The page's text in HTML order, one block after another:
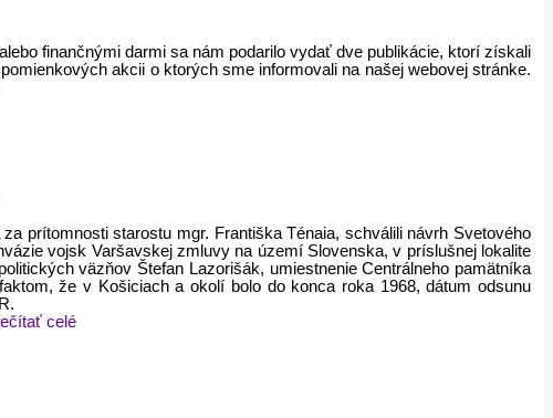
finančnými darmi sa nám podarilo vydať dve publikácie, ktorí získali
akcii o ktorých sme informovali na našej webovej stránke.
prítomnosti starostu mgr. Františka Ténaia, schválili návrh Svetového
vojsk Varšavskej zmluvy na území Slovenska, v príslušnej lokalite
väzňov Štefan Lazorišák, umiestnenie Centrálneho pamätníka
že v Košiciach a okolí bolo do konca roka 1968, dátum odsunu
celé